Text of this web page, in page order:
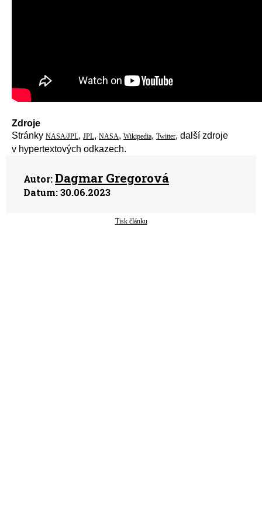
Zdroje
Stránky NASA/JPL, JPL, NASA, Wikipedia, Twitter, další zdroje
v hypertextových odkazech.
Autor:Dagmar Gregorová
Datum:30.06.2023
Tisk článku